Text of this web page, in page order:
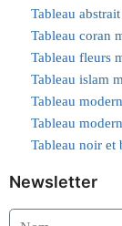
Tableau
Tableau coran
Tableau fleurs
Tableau islam
Tableau
Tableau
Tableau noir et
Newsletter